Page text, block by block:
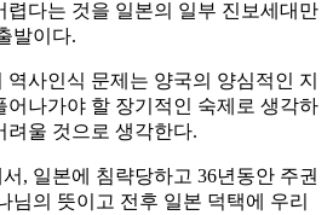
렵다는 것을 일본의 일부 진보세대만
발이다.
사인식 문제는 양국의 양심적인 지
어나가야 할 장기적인 숙제로 생각하
려울 것으로 생각한다.
, 일본에 침략당하고 36년동안 주권
님의 뜻이고 전후 일본 덕택에 우리